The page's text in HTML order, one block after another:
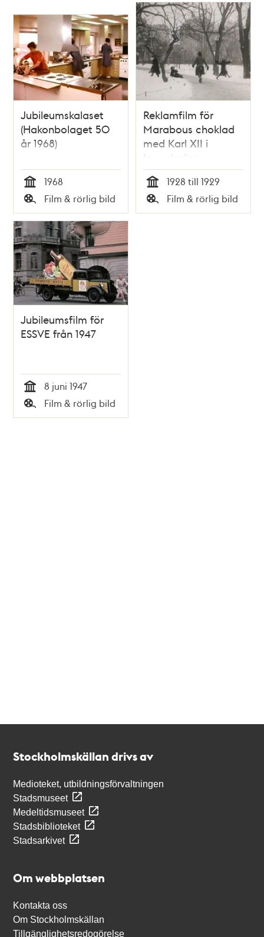
Jubileumskalaset
(Hakonbolaget 50
år 1968)
Tid
1968
Typ
Film & rörlig bild
Reklamfilm för
Marabous choklad
med Karl XII i
huvudrollen.
Tid
1928 till 1929
Typ
Film & rörlig bild
Jubileumsfilm för
ESSVE från 1947
Tid
8 juni 1947
Typ
Film & rörlig bild
Stockholmskällan drivs av
Medioteket, utbildningsförvaltningen
Stadsmuseet
Medeltidsmuseet
Stadsbiblioteket
Stadsarkivet
Om webbplatsen
Kontakta oss
Om Stockholmskällan
Tillgänglighetsredogörelse